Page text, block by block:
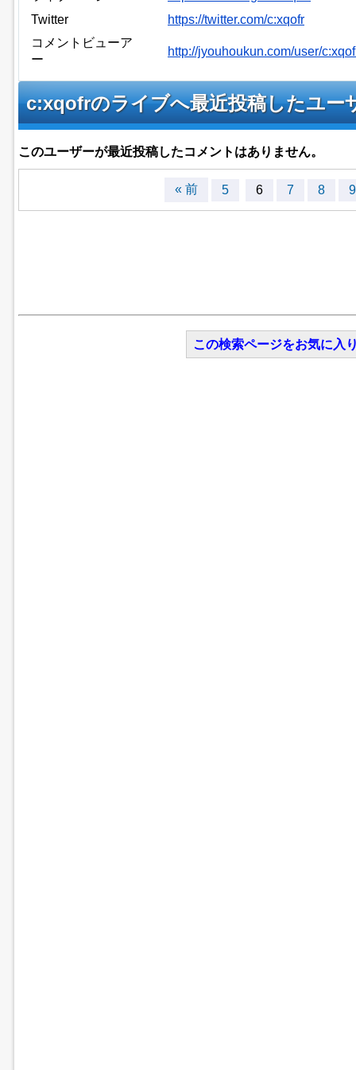
Twitter
https://twitter.com/c:xqofr
コメントビューア
ー
http://jyouhoukun.com/user/
c:xqofrのライブへ最近投稿したユー
このユーザーが最近投稿したコメントはありません。
« 前 5 6 7 8 9
この検索ページをお気に入